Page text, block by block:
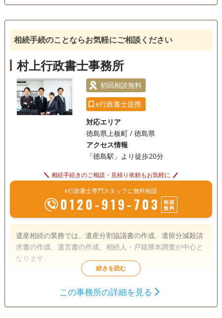
ごとにさまざま様々なケースがありますが、相談者と一緒に
考え、他の専門家に協力をいただきながら、課題解決を行っ
ております。 相続登記手続きの手順については、簡単にご説
明させていただきます。 相続税の申告が必要な方は、税理士
をご紹介させていただきます。 土地建物の手続きについて
も、土地家屋調査士として当職が対応可能です。 何か困りご
とがありましたら、ご連絡いただければ対応させていただき
ます。
相続人調査
電話相談可 訪問可 土日相談可 初回相談無料
18時以降相談可 オンライン面談可
相続手続のことならお気軽にご相談ください
村上行政書士事務所
初回相談無料
e行政書士提携
対応エリア
徳島県上板町 / 徳島県
アクセス情報
「徳島駅」より徒歩20分
相続手続きのご相談・見積り依頼もお気軽に
e行政書士専門スタッフに無料相談
0120-919-703
相談
無料
遺産相続の業務では、遺産分割協議書の作成、遺留分減殺請
求書の作成、遺言書の作成、相続人・戸籍謄本調査が中心と
なります。
この事務所の詳細を見る